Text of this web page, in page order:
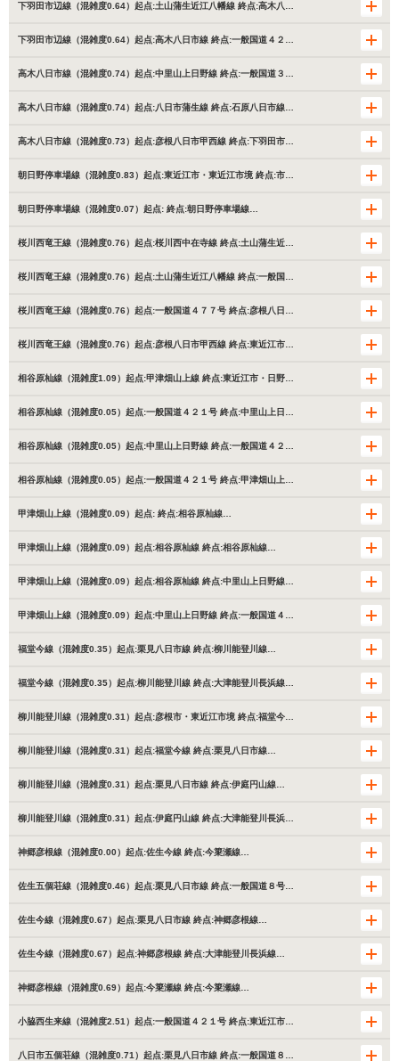
下羽田市辺線（混雑度0.64）起点:土山蒲生近江八幡線 終点:高木八…
下羽田市辺線（混雑度0.64）起点:高木八日市線 終点:一般国道４２…
高木八日市線（混雑度0.74）起点:中里山上日野線 終点:一般国道３…
高木八日市線（混雑度0.74）起点:八日市蒲生線 終点:石原八日市線…
高木八日市線（混雑度0.73）起点:彦根八日市甲西線 終点:下羽田市…
朝日野停車場線（混雑度0.83）起点:東近江市・東近江市境 終点:市…
朝日野停車場線（混雑度0.07）起点: 終点:朝日野停車場線…
桜川西竜王線（混雑度0.76）起点:桜川西中在寺線 終点:土山蒲生近…
桜川西竜王線（混雑度0.76）起点:土山蒲生近江八幡線 終点:一般国…
桜川西竜王線（混雑度0.76）起点:一般国道４７７号 終点:彦根八日…
桜川西竜王線（混雑度0.76）起点:彦根八日市甲西線 終点:東近江市…
相谷原杣線（混雑度1.09）起点:甲津畑山上線 終点:東近江市・日野…
相谷原杣線（混雑度0.05）起点:一般国道４２１号 終点:中里山上日…
相谷原杣線（混雑度0.05）起点:中里山上日野線 終点:一般国道４２…
相谷原杣線（混雑度0.05）起点:一般国道４２１号 終点:甲津畑山上…
甲津畑山上線（混雑度0.09）起点: 終点:相谷原杣線…
甲津畑山上線（混雑度0.09）起点:相谷原杣線 終点:相谷原杣線…
甲津畑山上線（混雑度0.09）起点:相谷原杣線 終点:中里山上日野線…
甲津畑山上線（混雑度0.09）起点:中里山上日野線 終点:一般国道４…
福堂今線（混雑度0.35）起点:栗見八日市線 終点:柳川能登川線…
福堂今線（混雑度0.35）起点:柳川能登川線 終点:大津能登川長浜線…
柳川能登川線（混雑度0.31）起点:彦根市・東近江市境 終点:福堂今…
柳川能登川線（混雑度0.31）起点:福堂今線 終点:栗見八日市線…
柳川能登川線（混雑度0.31）起点:栗見八日市線 終点:伊庭円山線…
柳川能登川線（混雑度0.31）起点:伊庭円山線 終点:大津能登川長浜…
神郷彦根線（混雑度0.00）起点:佐生今線 終点:今簗瀬線…
佐生五個荘線（混雑度0.46）起点:栗見八日市線 終点:一般国道８号…
佐生今線（混雑度0.67）起点:栗見八日市線 終点:神郷彦根線…
佐生今線（混雑度0.67）起点:神郷彦根線 終点:大津能登川長浜線…
神郷彦根線（混雑度0.69）起点:今簗瀬線 終点:今簗瀬線…
小脇西生来線（混雑度2.51）起点:一般国道４２１号 終点:東近江市…
八日市五個荘線（混雑度0.71）起点:栗見八日市線 終点:一般国道８…